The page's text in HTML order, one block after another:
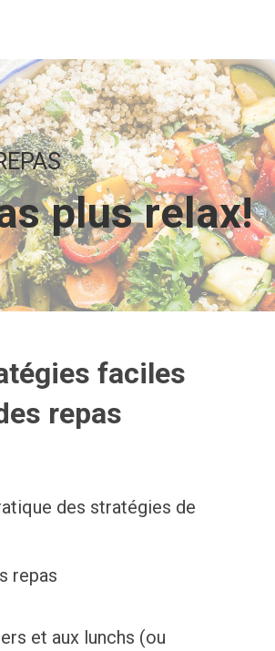
plus relax!
faciles
repas
des stratégies de
repas
et aux lunchs (ou